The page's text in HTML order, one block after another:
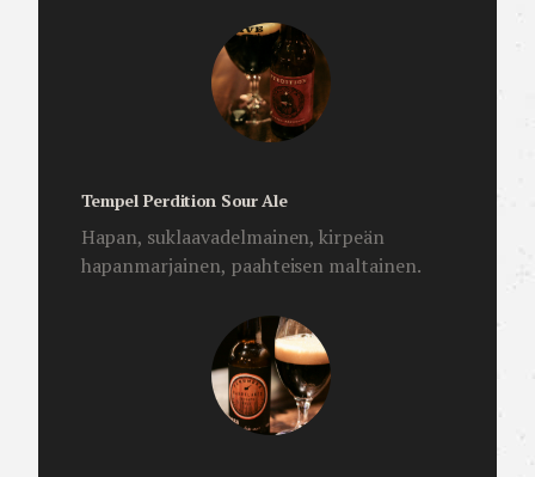
Tempel Perdition Sour Ale
Hapan, suklaavadelmainen, kirpeän
hapanmarjainen, paahteisen maltainen.